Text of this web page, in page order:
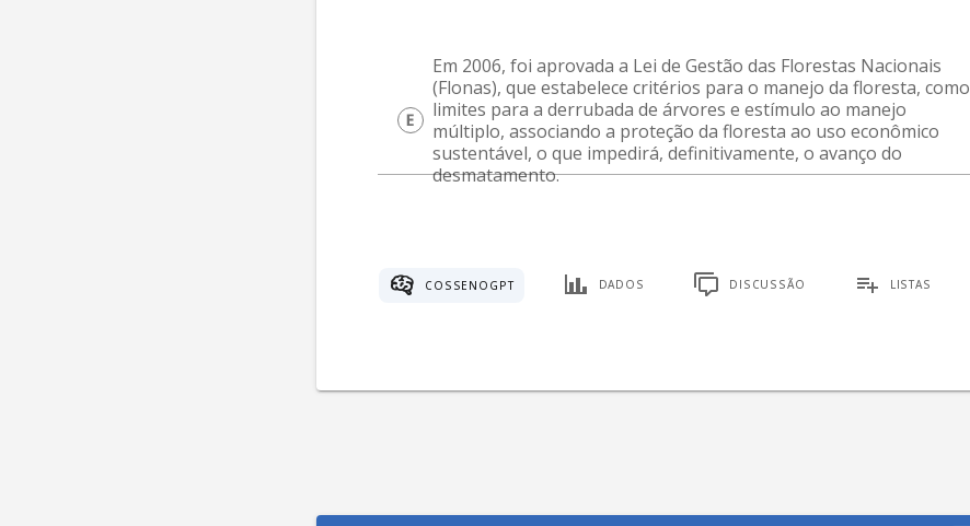
Em 2006, foi aprovada a Lei de Gestão das Florestas Nacionais
(Flonas), que estabelece critérios para o manejo da floresta, como
limites para a derrubada de árvores e estímulo ao manejo
múltiplo, associando a proteção da floresta ao uso econômico
sustentável, o que impedirá, definitivamente, o avanço do
desmatamento.
COSSENOGPT DADOS DISCUSSÃO LISTAS